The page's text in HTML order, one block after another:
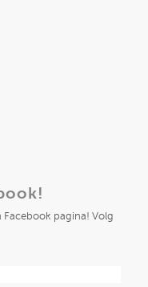
Facebook pagina! Volg